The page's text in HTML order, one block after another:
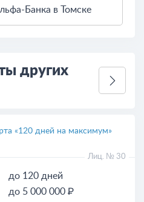
Банка в Томске
других
«120 дней на максимум»
Лиц. № 30
до 120 дней
до 5 000 000 ₽